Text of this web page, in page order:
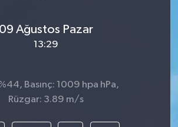
09 Ağustos Pazar
13:29
Basınç: 1009 hpa hPa,
Rüzgar: 3.89 m/s